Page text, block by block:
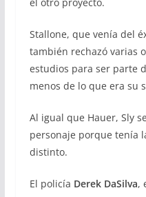
Stallone, que venía del
también rechazó varias
estudios para ser parte
menos de lo que era su
Al igual que Hauer, Sly
personaje porque tenía
distinto.
El policía Derek DaSilva,